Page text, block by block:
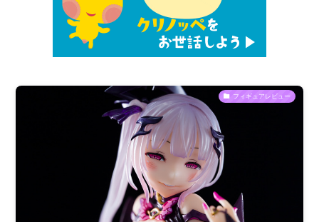
フィギュアレビュー